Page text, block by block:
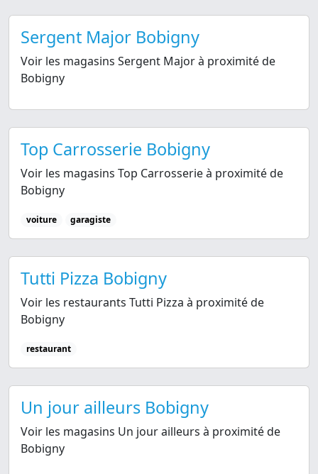
Sergent Major Bobigny
Voir les magasins Sergent Major à proximité de
Bobigny
Top Carrosserie Bobigny
Voir les magasins Top Carrosserie à proximité de
Bobigny
voiture garagiste
Tutti Pizza Bobigny
Voir les restaurants Tutti Pizza à proximité de
Bobigny
restaurant
Un jour ailleurs Bobigny
Voir les magasins Un jour ailleurs à proximité de
Bobigny